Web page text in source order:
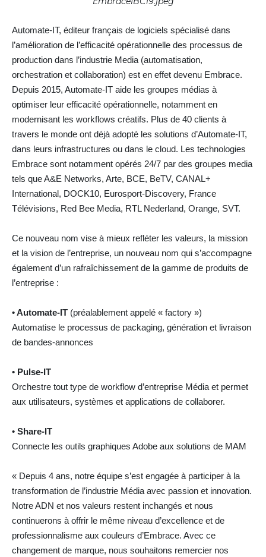
Automate-IT, éditeur français de logiciels spécialisé dans
l’amélioration de l’efficacité opérationnelle des processus de
production dans l’industrie Media (automatisation,
orchestration et collaboration) est en effet devenu Embrace.
Depuis 2015, Automate-IT aide les groupes médias à
optimiser leur efficacité opérationnelle, notamment en
modernisant les workflows créatifs. Plus de 40 clients à
travers le monde ont déjà adopté les solutions d’Automate-IT,
dans leurs infrastructures ou dans le cloud. Les technologies
Embrace sont notamment opérés 24/7 par des groupes media
tels que A&E Networks, Arte, BCE, BeTV, CANAL+
International, DOCK10, Eurosport-Discovery, France
Télévisions, Red Bee Media, RTL Nederland, Orange, SVT.
Ce nouveau nom vise à mieux refléter les valeurs, la mission
et la vision de l’entreprise, un nouveau nom qui s’accompagne
également d’un rafraîchissement de la gamme de produits de
l’entreprise :
• Automate-IT (préalablement appelé « factory »)
Automatise le processus de packaging, génération et livraison
de bandes-annonces
• Pulse-IT
Orchestre tout type de workflow d’entreprise Média et permet
aux utilisateurs, systèmes et applications de collaborer.
• Share-IT
Connecte les outils graphiques Adobe aux solutions de MAM
« Depuis 4 ans, notre équipe s’est engagée à participer à la
transformation de l’industrie Média avec passion et innovation.
Notre ADN et nos valeurs restent inchangés et nous
continuerons à offrir le même niveau d’excellence et de
professionnalisme aux couleurs d’Embrace. Avec ce
changement de marque, nous souhaitons remercier nos